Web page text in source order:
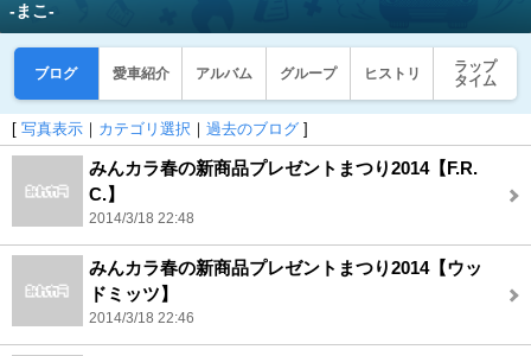
‐まこ‐
ブログ 愛車紹介 アルバム グループ ヒストリ
ラップ
タイム
[ 写真表示 ｜ カテゴリ選択 ｜ 過去のブログ ]
みんカラ春の新商品プレゼントまつり2014【F.R.
C.】
2014/3/18 22:48
みんカラ春の新商品プレゼントまつり2014【ウッ
ドミッツ】
2014/3/18 22:46